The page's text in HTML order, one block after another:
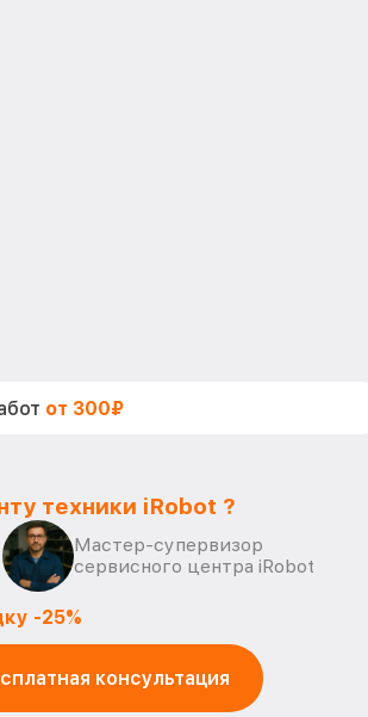
от 300₽
техники iRobot ?
Мастер-супервизор
сервисного центра iRobot
-25%
консультация